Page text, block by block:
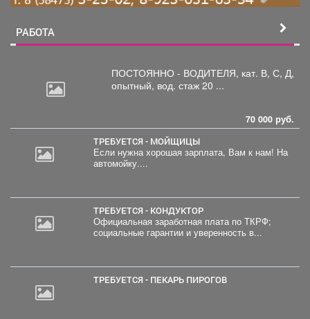
РАБОТА
ПОСТОЯННО - ВОДИТЕЛЯ, кат. В, С, Д,
опытный, вод. стаж 20 ...
70 000 руб.
ТРЕБУЕТСЯ - МОЙЩИЦЫ
Если нужна хорошая зарплата, Вам к нам! На
автомойку....
ТРЕБУЕТСЯ - КОНДУКТОР
Официальная заработная плата по ТКРФ;
социальные гарантии и уверенность в...
ТРЕБУЕТСЯ - ПЕКАРЬ ПИРОГОВ